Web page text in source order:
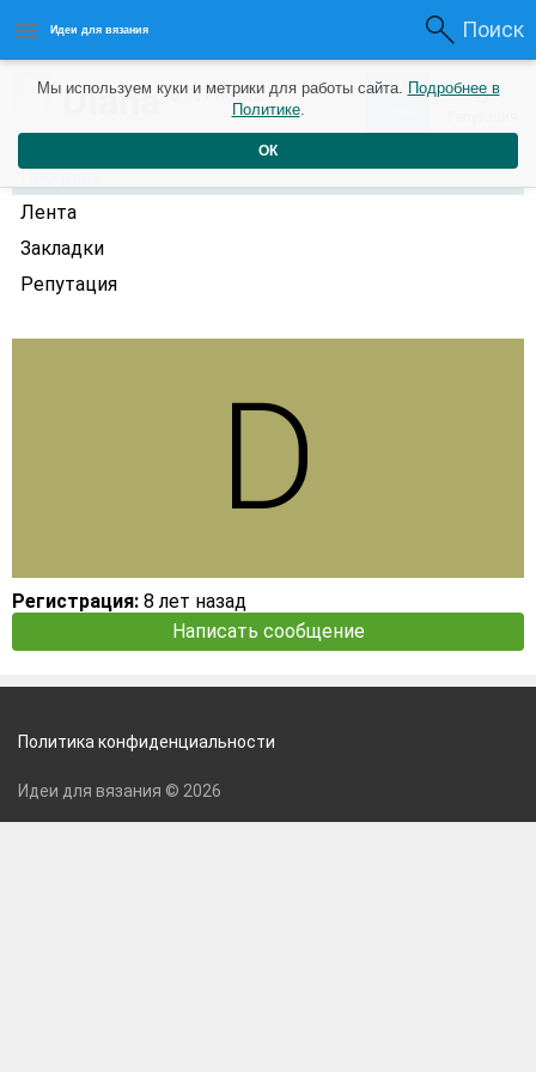
Идеи для вязания Поиск
Diana8 лет назад 0 0
Профиль
Лента
Закладки
Репутация
Регистрация: 8 лет назад
Написать сообщение
Мы используем куки и метрики для работы сайта. Подробнее в
Политике.
ОК
Политика конфиденциальности
Идеи для вязания © 2026